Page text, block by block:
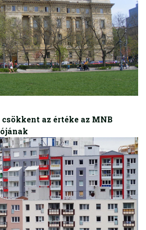
az értéke az MNB